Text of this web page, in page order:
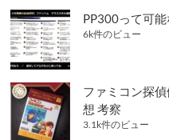
シ
ョ
ン
PP300って可能
6k件のビュー
ファミコン探
想 考察
3.1k件のビュー